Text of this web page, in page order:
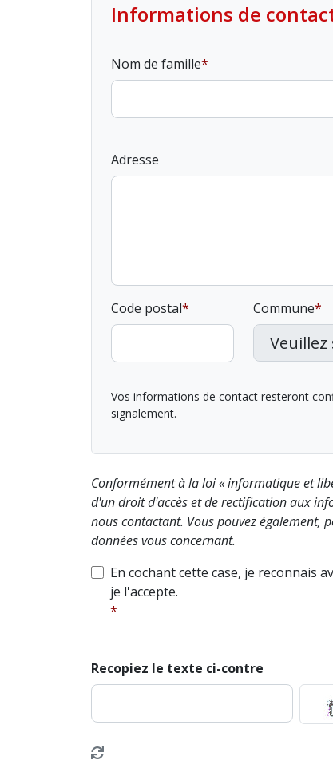
Informations de
Nom de famille
Adresse
Code postal Commune
Vos informations de contact resteront
signalement.
Conformément à la loi « informatique et
d'un droit d'accès et de rectification aux
nous contactant. Vous pouvez également,
données vous concernant.
En cochant cette case, je reconnais
je l'accepte.
Recopiez le texte ci-contre